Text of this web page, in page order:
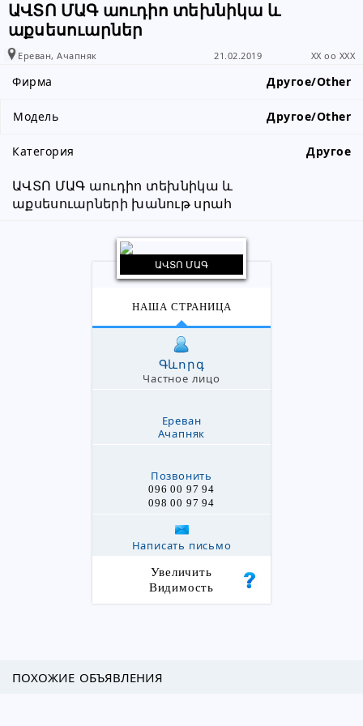
ԱՎՏՈ ՄԱԳ աուդիո տեխնիկա և
աքսեսուարներ
Ереван, Ачапняк 21.02.2019 XX oo XXX
Фирма Другое/Other
Модель Другое/Other
Категория Другое
ԱՎՏՈ ՄԱԳ աուդիո տեխնիկա և
աքսեսուարների խանութ սրահ
ԱՎՏՈ ՄԱԳ
НАША СТРАНИЦА
Գևորգ
Частное лицо
Ереван
Ачапняк
Позвонить
096 00 97 94
098 00 97 94
Написать письмо
Увеличить
Видимость
что вы получили информацию от
www.RALLY.am
ПОХОЖИЕ ОБЪЯВЛЕНИЯ